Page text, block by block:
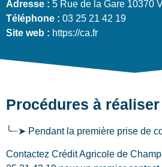
Adresse : 5 Rue de la Gare 10370
Téléphone : 03 25 21 42 19
Site web : https://ca.fr
Procédures à
╰┈➤ Pendant la première prise de
Contactez Crédit Agricole de